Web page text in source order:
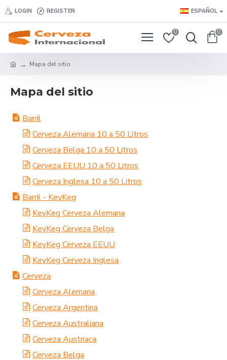
LOGIN REGISTER ESPAÑOL
0 0
Mapa del sitio
Mapa del sitio
Barril
Cerveza Alemana 10 a 50 Litros
Cerveza Belga 10 a 50 Litros
Cerveza EEUU 10 a 50 Litros
Cerveza Inglesa 10 a 50 Litros
Barril - KeyKeg
KeyKeg Cerveza Alemana
KeyKeg Cerveza Belga
KeyKeg Cerveza EEUU
KeyKeg Cerveza Inglesa
Cerveza
Cerveza Alemana
Cerveza Argentina
Cerveza Australiana
Cerveza Austriaca
Cerveza Belga